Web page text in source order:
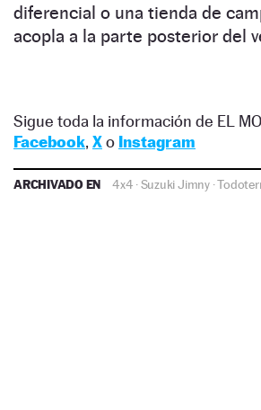
diferencial o una tienda de
acopla a la parte posterior del
Sigue toda la información de EL
Facebook, Xo Instagram
ARCHIVADO EN 4x4 ·Suzuki Jimny·